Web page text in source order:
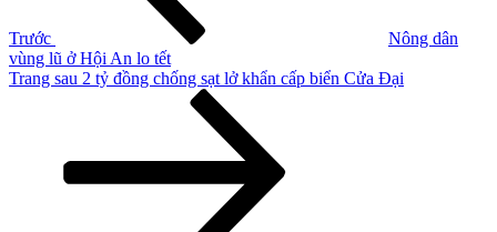
Trước
Nông dân
vùng lũ ở Hội An lo tết
Bài
Trang sau 2 tỷ đồng chống sạt lở khẩn cấp biển Cửa Đại